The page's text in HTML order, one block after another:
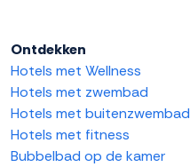
Ontdekken
Hotels met Wellness
Hotels met zwembad
Hotels met buitenzwembad
Hotels met fitness
Bubbelbad op de kamer